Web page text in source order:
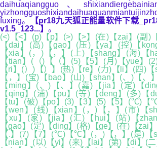
daihuaqiangguo、
fuxing。
【pr18九天狐正能量软件下载
v1.5_123...】 。
(<)【<】(p)【p】(>)【>】(在)【zai】(副)
【dai】(高)【gao】(压)【ya】(控)【
【xia】(，)【，】(上)【shang】(海)【
【tian】(（)【（】(5)【5】(月)【yue】
【ri】(）)【）】(热)【re】(力)【li】(四)
【，】(宝)【bao】(山)【shan】(、)【、
【ming】(、)【、】(嘉)【jia】(定)【
【qing】(浦)【pu】(等)【deng】(多)【
【tu】(破)【po】(3)【3】(5)【5】(℃)【
【wen】(线)【xian】(，)【，】(市)【
【xu】(家)【jia】(汇)【hui】(站)【
【gao】(定)【ding】(格)【ge】(在)【zai
【.】(7)【7】(℃)【℃】(，)【，】(是)【
【nian】(以)【yi】(来)【lai】(第)【di】(